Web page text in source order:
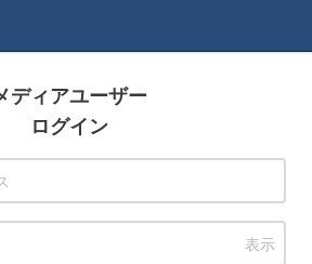
ディアユーザー
ログイン
表示